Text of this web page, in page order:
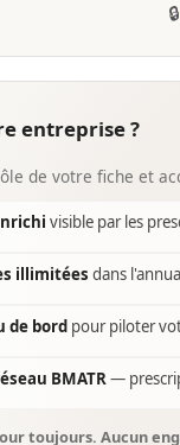
🔒
entreprise ?
de votre fiche et
visible par les
illimitées dans
de bord pour piloter
BMATR—
toujours. Aucun